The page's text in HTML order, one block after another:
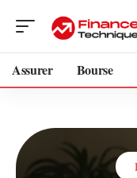
Assurer Bourse